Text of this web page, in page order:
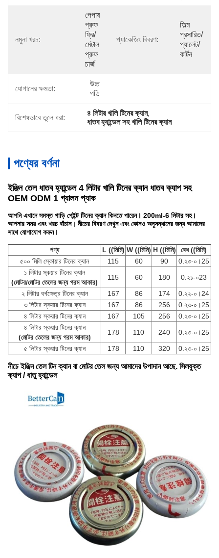
নমুনা খরচ:
পেপার
প্রুফ
ফ্রি/
মেটাল
প্রুফ
চার্জ
প্যাকেজিং বিবরণ:
ফিল্ম
প্রসারিত/
প্যালেট/
কার্টন
যোগানের ক্ষমতা:
উচ্চ
গতি
বিশেষভাবে তুলে ধরা:
৪ লিটার খালি টিনের ক্যান,
ধাতব হ্যান্ডেল সহ খালি টিনের ক্যান
পণ্যের বর্ণনা
ইঞ্জিন তেল ধাতব হ্যান্ডেল 4 লিটার খালি টিনের ক্যান ধাতব ক্যাপ সহ
OEM ODM 1 গ্যালন প্যাক
আপনি এখানে সমস্ত গাড়ি পেইন্ট টিনের ক্যান কিনতে পারেন। 200ml-6 লিটার সহ।
আপনার সময় এবং খরচ বাঁচান। নীচের বিবরণ দেখুন এবং কোনও অনুসন্ধানের জন্য আমাদের
সাথে যোগাযোগ করুন।
পণ্য L ((মিমি) W ((মিমি) H ((মিমি)
বেধ ((মিমি)
৫০০ মিলি স্কোয়ার টিনের ক্যান
115 60 90
0.২৩-০।25
১ লিটার স্কয়ার টিনের ক্যান
(মোটর/মোটর তেলের জন্য গরম আকার)
115 60 180 0.২১-০23
২ লিটার বর্গক্ষেত্র টিনের ক্যান 167 86 174
0.২২-০।24
৩ লিটার স্কয়ার টিনের ক্যান
167 86 256
0.২৩-০।25
৪ লিটার স্কয়ার টিনের ক্যান
167 105 256
0.২৩-০।25
৪ লিটার স্কয়ার টিনের ক্যান
(মোটর তেলের জন্য গরম আকার)
178 110 240 0.২৩-০।25
৫ লিটার স্কয়ার টিনের ক্যান 178 110 320 0.২৩-০।25
নীচে ইঞ্জিন তেল টিন ক্যান বা মোটর তেল জন্য আমাদের উপাদান আছে. সিলযুক্ত
ক্যাপ / ধাতু হ্যান্ডেল